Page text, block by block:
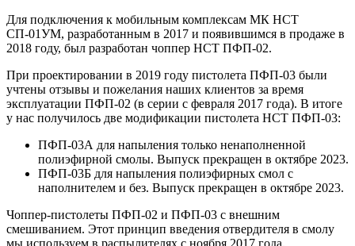
Для подключения к мобильным комплексам МК НСТ
СП-01УМ, разработанным в 2017 и появившимся в продаже в
2018 году, был разработан чоппер НСТ ПФП-02.
При проектировании в 2019 году пистолета ПФП-03 были
учтены отзывы и пожелания наших клиентов за время
эксплуатации ПФП-02 (в серии с февраля 2017 года). В итоге
у нас получилось две модификации пистолета НСТ ПФП-03:
ПФП-03А для напыления только ненаполненной
полиэфирной смолы. Выпуск прекращен в октябре 2023.
ПФП-03Б для напыления полиэфирных смол с
наполнителем и без. Выпуск прекращен в октябре 2023.
Чоппер-пистолеты ПФП-02 и ПФП-03 с внешним
смешиванием. Этот принцип введения отвердителя в смолу
мы используем в распылителях с ноября 2017 года.